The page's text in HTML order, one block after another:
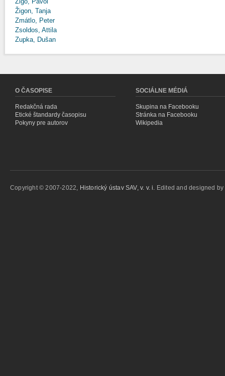
Žigon, Tanja
Zmátlo, Peter
Zsoldos, Attila
Zupka, Dušan
O ČASOPISE
Redakčná rada
Etické štandardy časopisu
Pokyny pre autorov
SOCIÁLNE MÉDIÁ
Skupina na Facebooku
Stránka na Facebooku
Wikipedia
Copyright © 2007-2022, Historický ústav SAV, v. v. i. Edited and designed by